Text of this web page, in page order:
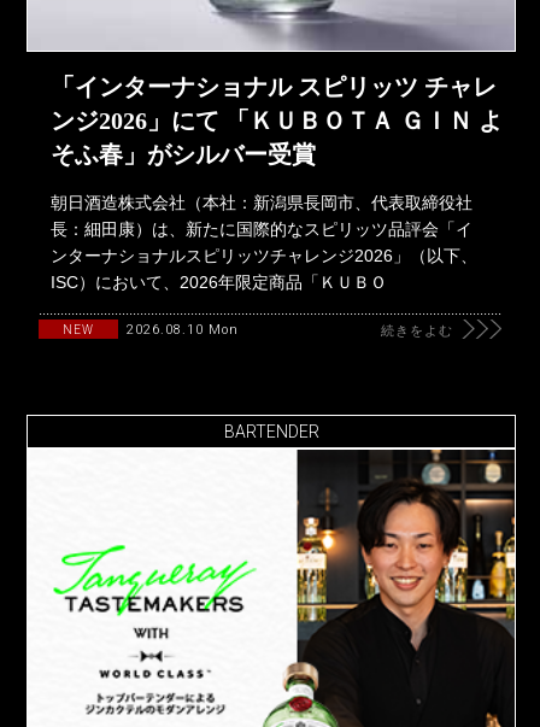
「インターナショナル スピリッツ チャレ
ンジ2026」にて 「ＫＵＢＯＴＡ ＧＩＮ よ
そふ春」がシルバー受賞
朝日酒造株式会社（本社：新潟県長岡市、代表取締役社
長：細田康）は、新たに国際的なスピリッツ品評会「イ
ンターナショナルスピリッツチャレンジ2026」（以下、
ISC）において、2026年限定商品「ＫＵＢＯ
NEW 2026.08.10 Mon 続きをよむ
BARTENDER